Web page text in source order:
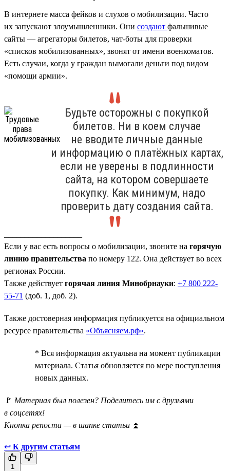
В интернете масса фейков и слухов о мобилизации. Часто
их запускают злоумышленники. Они создают фальшивые
сайты — агрегаторы билетов, чат-боты для проверки
«списков мобилизованных», звонят от имени военкоматов.
Есть случаи, когда у граждан вымогали деньги под видом
«помощи армии».
Будьте осторожны с покупкой
билетов. Ни в коем случае
не вводите личные данные
и информацию о платёжных картах,
если не уверены в подлинности
сайта, на котором совершаете
покупку. Как минимум, надо
проверить дату создания сайта.
Если у вас есть вопросы о мобилизации, звоните на горячую
линию правительства по номеру 122. Она действует во всех
регионах России.
Также действует горячая линия Минобрнауки: +7 800 222-
55-71 (доб. 1, доб. 2).
Также достоверная информация публикуется на официальном
ресурсе правительства «Объясняем.рф».
* Вся информация актуальна на момент публикации
материала. Статья обновляется по мере поступления
новых данных.
🚩 Материал был полезен? Поделитесь им с друзьями
в соцсетях!
Кнопка репоста — в шапке статьи ⏫
↩ К другим статьям
1